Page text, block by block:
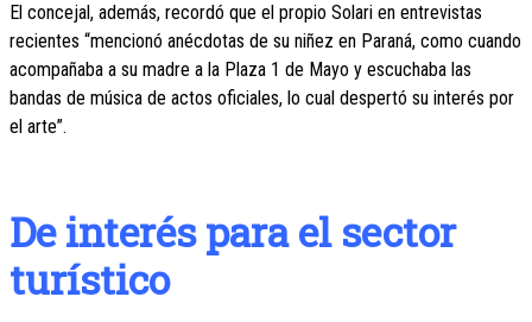
El concejal, además, recordó que el propio Solari en entrevistas
recientes “mencionó anécdotas de su niñez en Paraná, como cuando
acompañaba a su madre a la Plaza 1 de Mayo y escuchaba las
bandas de música de actos oficiales, lo cual despertó su interés por
el arte”.
De interés para el sector
turístico